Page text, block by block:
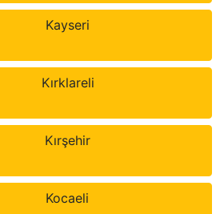
Kayseri
Kırklareli
Kırşehir
Kocaeli